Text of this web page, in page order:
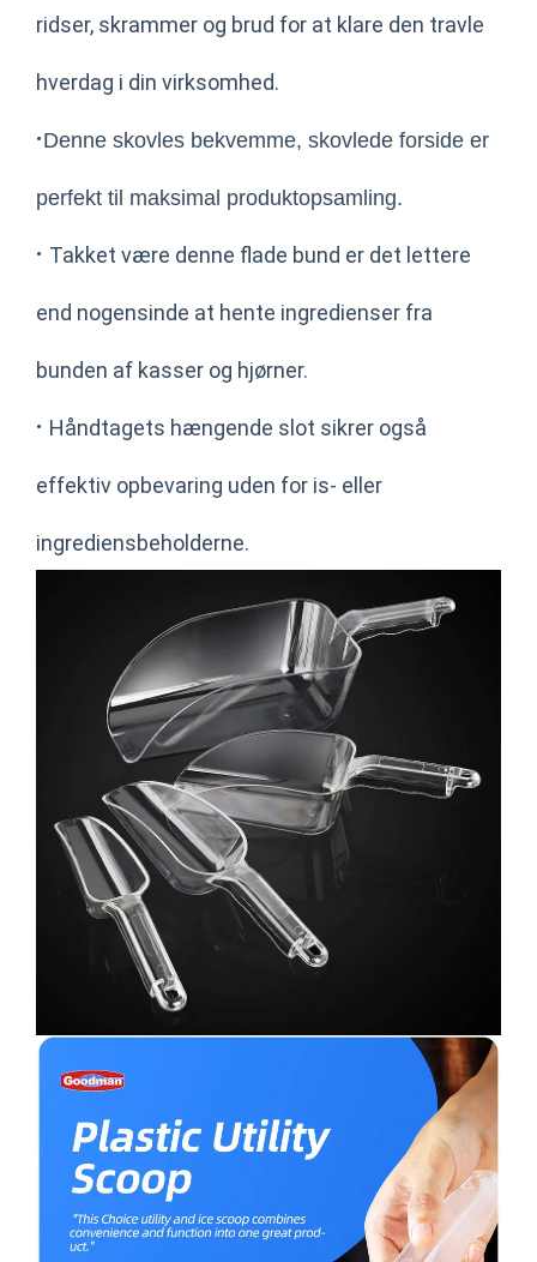
ridser, skrammer og brud for at klare den travle
hverdag i din virksomhed.
·Denne skovles bekvemme, skovlede forside er
perfekt til maksimal produktopsamling.
· Takket være denne flade bund er det lettere
end nogensinde at hente ingredienser fra
bunden af kasser og hjørner.
· Håndtagets hængende slot sikrer også
effektiv opbevaring uden for is- eller
ingrediensbeholderne.